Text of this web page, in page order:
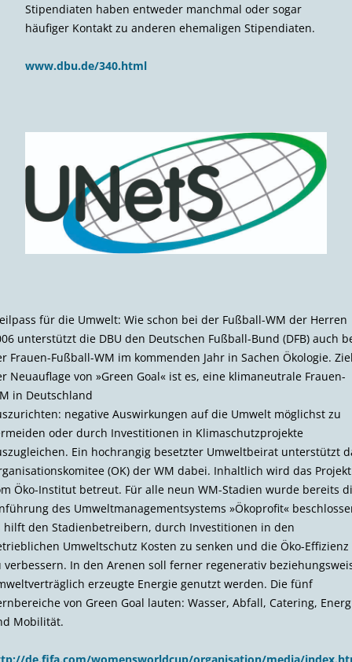
Stipendiaten haben entweder manchmal oder sogar
häufiger Kontakt zu anderen ehemaligen Stipendiaten.
www.dbu.de/340.html
für die Umwelt: Wie schon bei der Fußball-WM der Herren
unterstützt die DBU den Deutschen Fußball-Bund (DFB) auch
Frauen-Fußball-WM im kommenden Jahr in Sachen Ökologie.
Neuauflage von »Green Goal« ist es, eine klima­neutrale Frauen-
in Deutschland
negative Auswirkungen auf die Umwelt möglichst zu
oder durch Investitionen in Klimaschutzprojekte
Ein hochrangig besetzter Umweltbeirat unterstützt
(OK) der WM dabei. Inhaltlich wird das Projekt
Öko-Institut betreut. Für alle neun WM-Stadien wurde bereits
des Umweltmanagement­systems »Ökoprofit«
hilft den Stadienbetreibern, durch Investitionen in den
Umweltschutz Kosten zu senken und die Öko-Effizienz
verbessern. In den Arenen soll ferner regenerativ
erzeugte Energie genutzt werden. Die fünf
von Green Goal lauten: Wasser, Abfall, Catering,
Mobilität.